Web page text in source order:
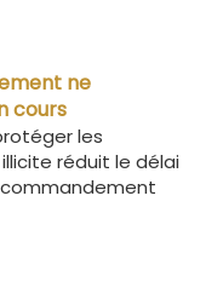
ne
cours
les
réduit le délai